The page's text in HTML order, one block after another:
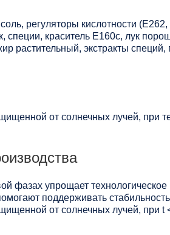
регуляторы кислотности
краситель Е160с, лук
растительный, экстракты
от солнечных лучей, при
фазах упрощает технологическое
поддерживать
от солнечных лучей, при t